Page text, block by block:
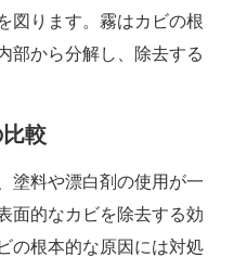
図ります。霧はカビの根
部から分解し、除去する
較
塗料や漂白剤の使用が一
面的なカビを除去する効
の根本的な原因には対処